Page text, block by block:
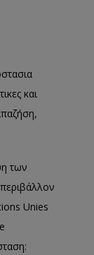
και
των
Unies